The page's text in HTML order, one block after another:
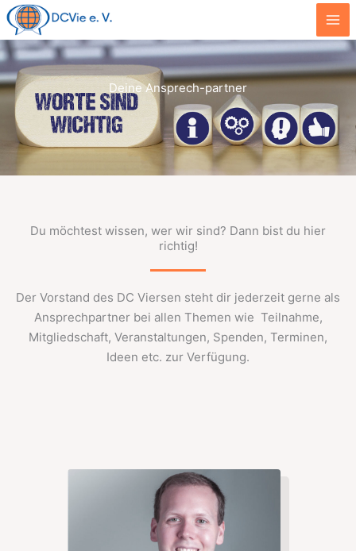
Zum
Inhalt
springen
Deine Ansprech-partner
Du möchtest wissen, wer wir sind? Dann bist du hier
richtig!
Der Vorstand des DC Viersen steht dir jederzeit gerne als
Ansprechpartner bei allen Themen wie Teilnahme,
Mitgliedschaft, Veranstaltungen, Spenden, Terminen,
Ideen etc. zur Verfügung.